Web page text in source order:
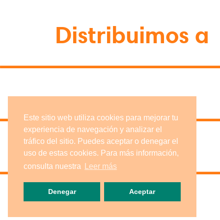
Distribuimos a
Este sitio web utiliza cookies para mejorar tu
experiencia de navegación y analizar el
tráfico del sitio. Puedes aceptar o denegar el
uso de estas cookies. Para más información,
consulta nuestra
Leer más
Denegar Aceptar